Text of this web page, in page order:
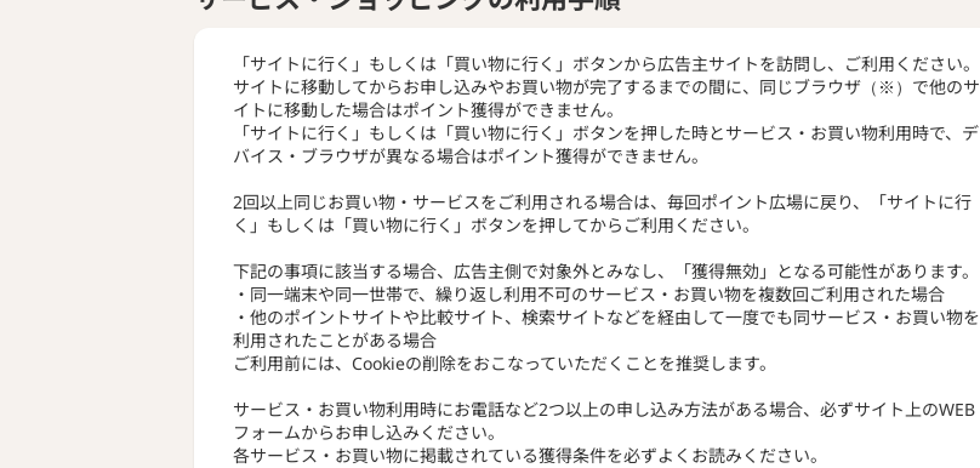
「サイトに行く」もしくは「買い物に行く」ボタンから広告主サイトを訪問し、ご利用ください。
サイトに移動してからお申し込みやお買い物が完了するまでの間に、同じブラウザ（※）で他のサ
イトに移動した場合はポイント獲得ができません。
「サイトに行く」もしくは「買い物に行く」ボタンを押した時とサービス・お買い物利用時で、デ
バイス・ブラウザが異なる場合はポイント獲得ができません。
2回以上同じお買い物・サービスをご利用される場合は、毎回ポイント広場に戻り、「サイトに行
く」もしくは「買い物に行く」ボタンを押してからご利用ください。
下記の事項に該当する場合、広告主側で対象外とみなし、「獲得無効」となる可能性があります。
・同一端末や同一世帯で、繰り返し利用不可のサービス・お買い物を複数回ご利用された場合
・他のポイントサイトや比較サイト、検索サイトなどを経由して一度でも同サービス・お買い物を
利用されたことがある場合
ご利用前には、Cookieの削除をおこなっていただくことを推奨します。
サービス・お買い物利用時にお電話など2つ以上の申し込み方法がある場合、必ずサイト上のWEB
フォームからお申し込みください。
各サービス・お買い物に掲載されている獲得条件を必ずよくお読みください。